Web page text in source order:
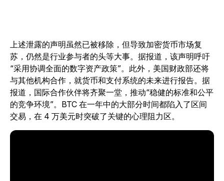
上述泄露的声明虽然已被移除，但导致加密货币市场复
苏，仍然是行业参与者的头等大事。据报道，该声明呼吁
“采用协调全面的数字资产政策”。此外，美国财政部还将
与其他机构合作，就货币和支付系统的未来进行报告。据
报道，国际合作伙伴将齐聚一堂，推动“稳健的标准和公平
的竞争环境”。BTC 在一年中的大部分时间都陷入了区间
交易，在 4 万美元时突破了关键的心理阻力区。